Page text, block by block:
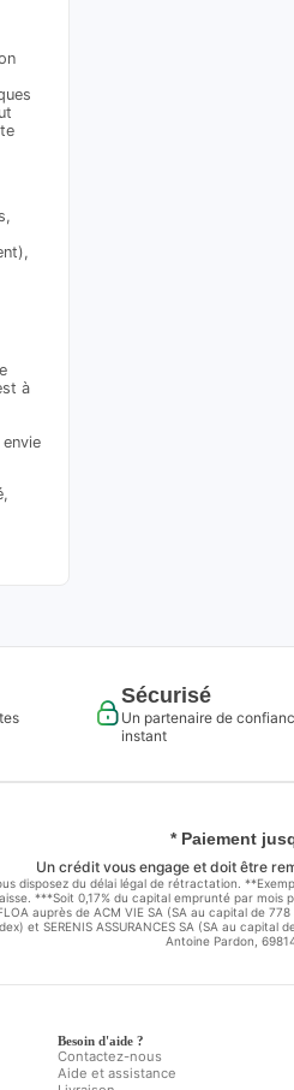
à
Sécurisé
Un partenaire de
instant
* Paiement
Un crédit vous engage et doit être
disposez du délai légal de rétractation.
***Soit 0,17% du capital emprunté par
auprès de ACM VIE SA (SA au capital de
et SERENIS ASSURANCES SA (SA au
Antoine Pardon,
Besoin d'aide ?
Contactez-nous
Aide et assistance